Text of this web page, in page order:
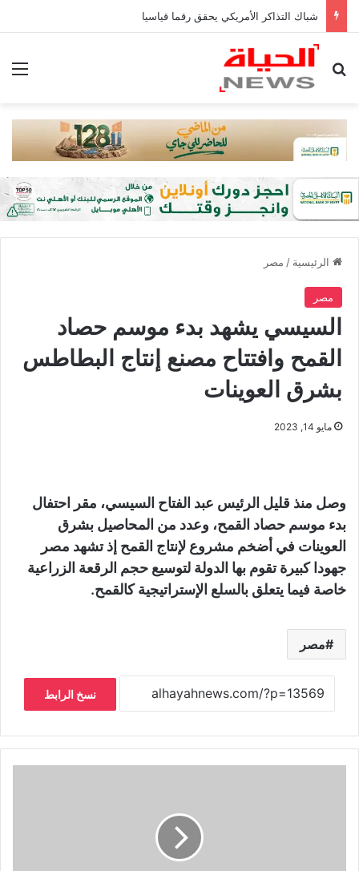
شباك التذاكر الأمريكي يحقق رقما قياسيا
بحث عن
الرئيسية / مصر
مصر
السيسي يشهد بدء موسم حصاد
القمح وافتتاح مصنع إنتاج البطاطس
بشرق العوينات
مايو 14, 2023
وصل منذ قليل الرئيس عبد الفتاح السيسي، مقر احتفال
بدء موسم حصاد القمح، وعدد من المحاصيل بشرق
العوينات في أضخم مشروع لإنتاج القمح إذ تشهد مصر
جهودا كبيرة تقوم بها الدولة لتوسيع حجم الرقعة الزراعية
خاصة فيما يتعلق بالسلع الإستراتيجية كالقمح.
مصر
نسخ الرابط